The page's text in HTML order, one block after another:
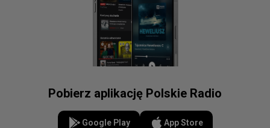
Pobierz aplikację Polskie Radio
Google Play App Store